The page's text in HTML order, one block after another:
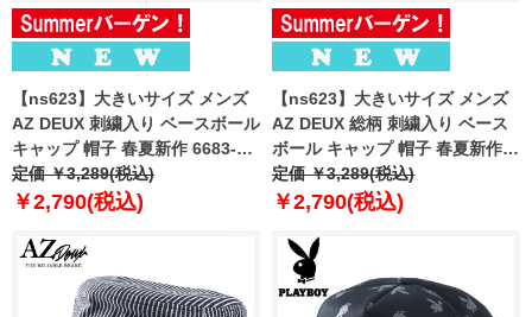
【ns623】大きいサイズ メンズ
AZ DEUX 刺繍入り ベースボール
キャップ 帽子 春夏新作 6683-
701z
定価 ￥3,289(税込)
￥2,790(税込)
【ns623】大きいサイズ メンズ
AZ DEUX 総柄 刺繍入り ベース
ボール キャップ 帽子 春夏新作
6683-702z
定価 ￥3,289(税込)
￥2,790(税込)